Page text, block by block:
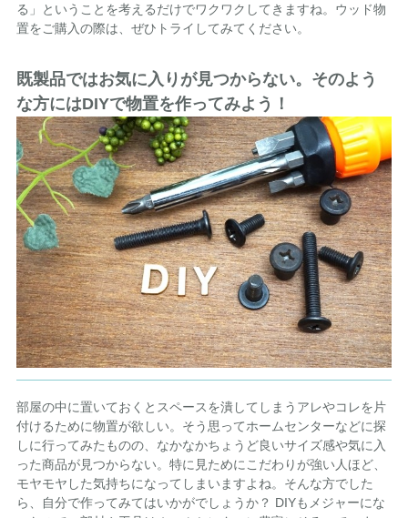
る」ということを考えるだけでワクワクしてきますね。ウッド物
置をご購入の際は、ぜひトライしてみてください。
既製品ではお気に入りが見つからない。そのよう
な方にはDIYで物置を作ってみよう！
部屋の中に置いておくとスペースを潰してしまうアレやコレを片
付けるために物置が欲しい。そう思ってホームセンターなどに探
しに行ってみたものの、なかなかちょうど良いサイズ感や気に入
った商品が見つからない。特に見ためにこだわりが強い人ほど、
モヤモヤした気持ちになってしまいますよね。そんな方でした
ら、自分で作ってみてはいかがでしょうか？ DIYもメジャーにな